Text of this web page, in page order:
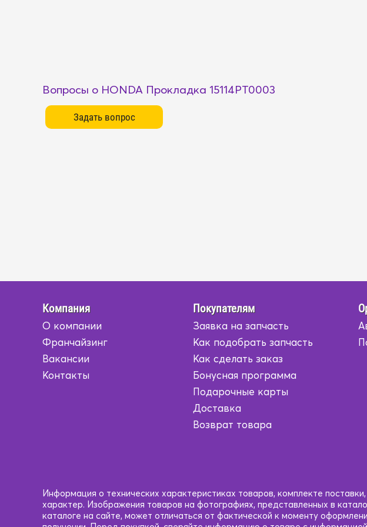
Вопросы о HONDA Прокладка 15114PT0003
Компания
О компании
Франчайзинг
Вакансии
Контакты
Покупателям
Заявка на запчасть
Как подобрать запчасть
Как сделать заказ
Бонусная программа
Подарочные карты
Доставка
Возврат товара
Информация о технических характеристиках товаров, комплекте
характер. Изображения товаров на фотографиях, представленных в
каталоге на сайте, может отличаться от фактической к моменту